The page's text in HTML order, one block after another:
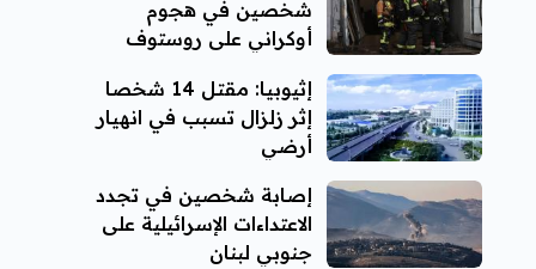
شخصين في هجوم
أوكراني على روستوف
إثيوبيا: مقتل 14 شخصا
إثر زلزال تسبب في انهيار
أرضي
إصابة شخصين في تجدد
الاعتداءات الإسرائيلية على
جنوبي لبنان